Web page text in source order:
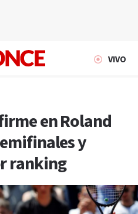
VIVO
en Roland
y
ranking